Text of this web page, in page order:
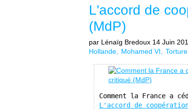
L'accord de
(MdP)
par Lénaïg Bredoux 14 Juin
Hollande
Mohamed VI Torture
L'accord de